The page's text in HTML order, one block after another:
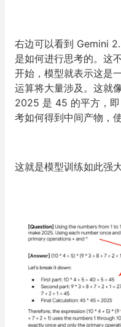
右边可以看到 Gemini
是如何进行思考的。这
开始，模型就表示这是
运算将大量涉及。这就
2025 是 45 的平方，
考如何得到中间产物，
这就是模型训练如此强